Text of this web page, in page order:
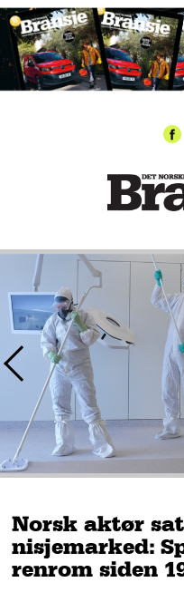
Norsk aktør
nisjemarked:
renrom siden